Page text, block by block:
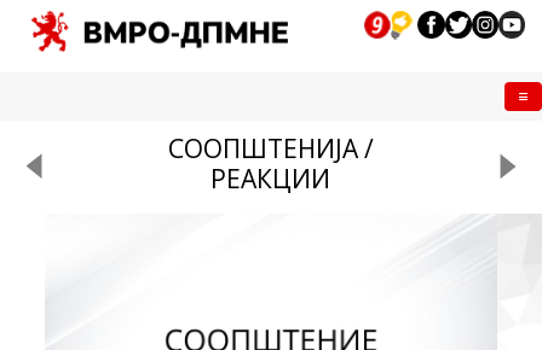
СООПШТЕНИЈА /
РЕАКЦИИ